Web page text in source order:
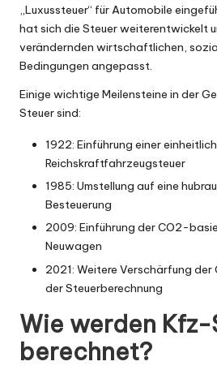
„Luxussteuer“ für Automobile
hat sich die Steuer weiterentwickelt
verändernden wirtschaftlichen,
Bedingungen angepasst.
Einige wichtige Meilensteine in der
Steuer sind:
1922: Einführung einer
Reichskraftfahrzeugsteuer
1985: Umstellung auf eine
Besteuerung
2009: Einführung der CO2-
Neuwagen
2021: Weitere Verschärfung
der Steuerberechnung
Wie werden Kfz-
berechnet?